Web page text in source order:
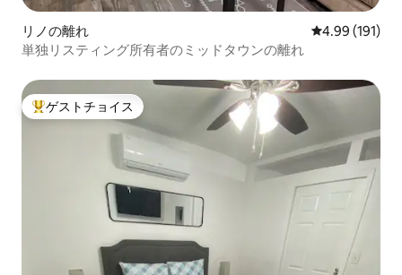
リノの離れ レビュー191
4.99 (191)
単独リスティング所有者のミッドタウンの離れ
大好評のゲストチョイスです。
ゲストチョイス